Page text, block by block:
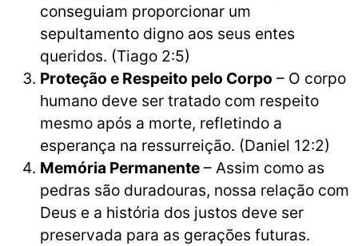
conseguiam proporcionar um
sepultamento digno aos seus entes
queridos. (Tiago 2:5)
Proteção e Respeito pelo Corpo – O corpo
humano deve ser tratado com respeito
mesmo após a morte, refletindo a
esperança na ressurreição. (Daniel 12:2)
Memória Permanente – Assim como as
pedras são duradouras, nossa relação com
Deus e a história dos justos deve ser
preservada para as gerações futuras.